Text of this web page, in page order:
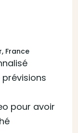
France
prévisions
pour avoir